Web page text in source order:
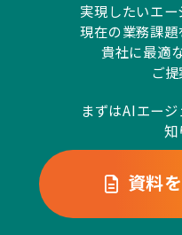
実現したいエ
現在の業務課題
貴社に最適
ご提
まずはAIエー
知
資料